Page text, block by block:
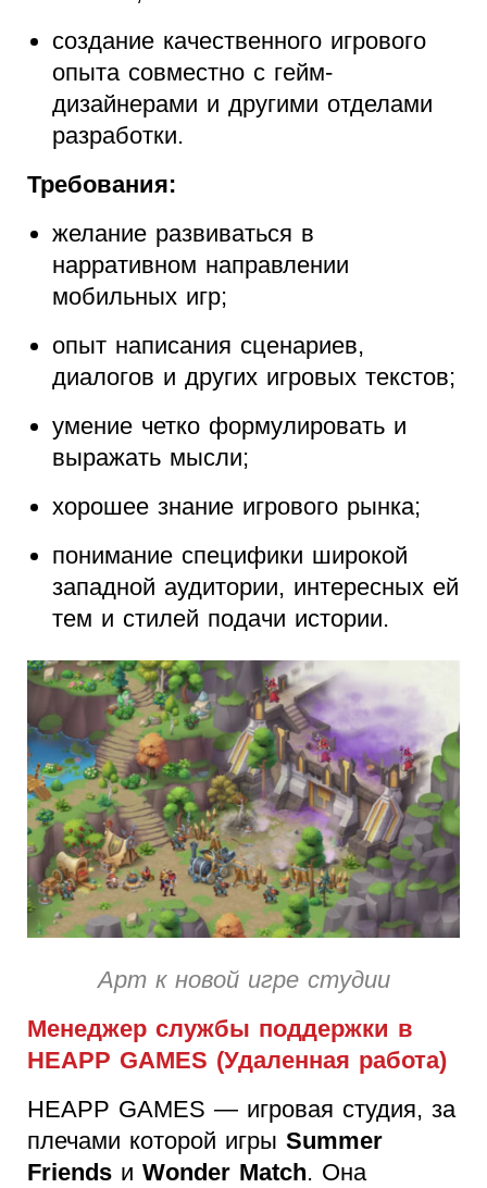
создание качественного игрового
опыта совместно с гейм-
дизайнерами и другими отделами
разработки.
Требования:
желание развиваться в
нарративном направлении
мобильных игр;
опыт написания сценариев,
диалогов и других игровых текстов;
умение четко формулировать и
выражать мысли;
хорошее знание игрового рынка;
понимание специфики широкой
западной аудитории, интересных ей
тем и стилей подачи истории.
Арт к новой игре студии
Менеджер службы поддержки в
HEAPP GAMES (Удаленная работа)
HEAPP GAMES — игровая студия, за
плечами которой игры Summer
Friends и Wonder Match. Она